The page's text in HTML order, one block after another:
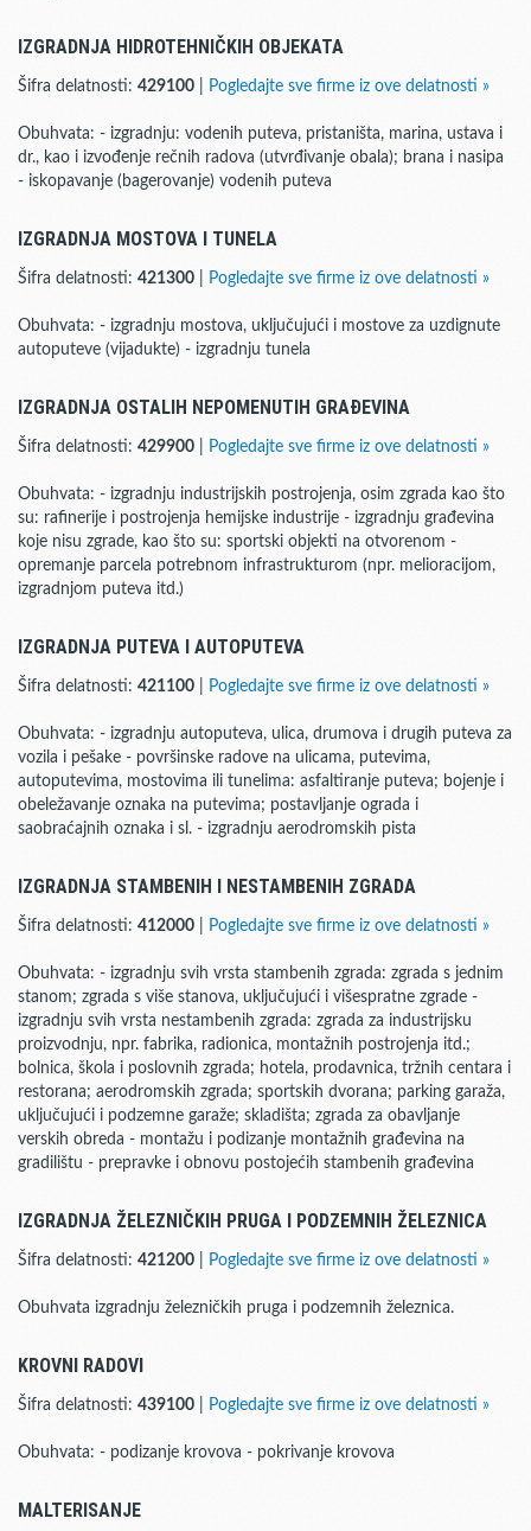
IZGRADNJA HIDROTEHNIČKIH OBJEKATA
Šifra delatnosti: 429100 Pogledajte sve firme iz ove delatnosti »
Obuhvata: - izgradnju: vodenih puteva, pristaništa, marina, ustava i
dr., kao i izvođenje rečnih radova (utvrđivanje obala); brana i nasipa
- iskopavanje (bagerovanje) vodenih puteva
IZGRADNJA MOSTOVA I TUNELA
Šifra delatnosti: 421300 Pogledajte sve firme iz ove delatnosti »
Obuhvata: - izgradnju mostova, uključujući i mostove za uzdignute
autoputeve (vijadukte) - izgradnju tunela
IZGRADNJA OSTALIH NEPOMENUTIH GRAĐEVINA
Šifra delatnosti: 429900 Pogledajte sve firme iz ove delatnosti »
Obuhvata: - izgradnju industrijskih postrojenja, osim zgrada kao što
su: rafinerije i postrojenja hemijske industrije - izgradnju građevina
koje nisu zgrade, kao što su: sportski objekti na otvorenom -
opremanje parcela potrebnom infrastrukturom (npr. melioracijom,
izgradnjom puteva itd.)
IZGRADNJA PUTEVA I AUTOPUTEVA
Šifra delatnosti: 421100 Pogledajte sve firme iz ove delatnosti »
Obuhvata: - izgradnju autoputeva, ulica, drumova i drugih puteva za
vozila i pešake - površinske radove na ulicama, putevima,
autoputevima, mostovima ili tunelima: asfaltiranje puteva; bojenje i
obeležavanje oznaka na putevima; postavljanje ograda i
saobraćajnih oznaka i sl. - izgradnju aerodromskih pista
IZGRADNJA STAMBENIH I NESTAMBENIH ZGRADA
Šifra delatnosti: 412000 Pogledajte sve firme iz ove delatnosti »
Obuhvata: - izgradnju svih vrsta stambenih zgrada: zgrada s jednim
stanom; zgrada s više stanova, uključujući i višespratne zgrade -
izgradnju svih vrsta nestambenih zgrada: zgrada za industrijsku
proizvodnju, npr. fabrika, radionica, montažnih postrojenja itd.;
bolnica, škola i poslovnih zgrada; hotela, prodavnica, tržnih centara i
restorana; aerodromskih zgrada; sportskih dvorana; parking garaža,
uključujući i podzemne garaže; skladišta; zgrada za obavljanje
verskih obreda - montažu i podizanje montažnih građevina na
gradilištu - prepravke i obnovu postojećih stambenih građevina
IZGRADNJA ŽELEZNIČKIH PRUGA I PODZEMNIH ŽELEZNICA
Šifra delatnosti: 421200 Pogledajte sve firme iz ove delatnosti »
Obuhvata izgradnju železničkih pruga i podzemnih železnica.
KROVNI RADOVI
Šifra delatnosti: 439100 Pogledajte sve firme iz ove delatnosti »
Obuhvata: - podizanje krovova - pokrivanje krovova
MALTERISANJE